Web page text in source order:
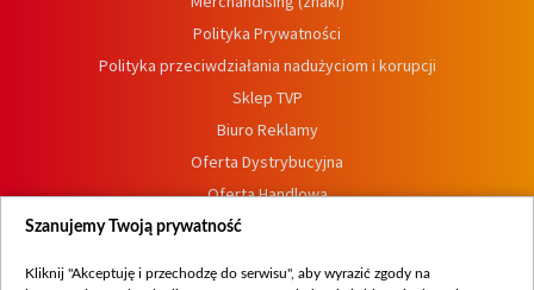
Polityka Prywatności
Polityka przeciwdziałania nadużyciom i korupcji
Sklep TVP
Biuro Reklamy
Oferta Dystrybucyjna
Oferta Handlowa
Dostępność
Szanujemy Twoją prywatność
Kliknij "Akceptuję i przechodzę do serwisu", aby wyrazić zgody na